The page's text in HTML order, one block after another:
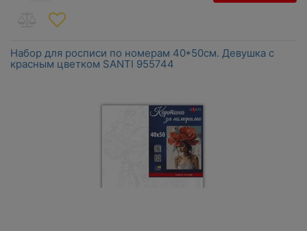
Набор для росписи по номерам 40*50см. Девушка с
красным цветком SANTI 955744